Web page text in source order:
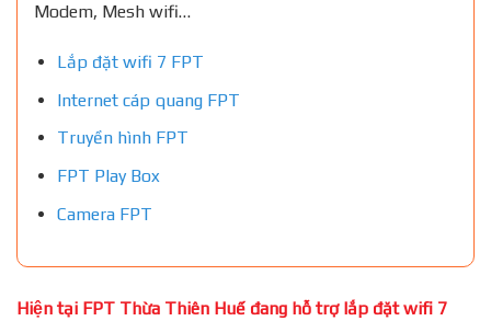
Modem, Mesh wifi…
Lắp đặt wifi 7 FPT
Internet cáp quang FPT
Truyền hình FPT
FPT Play Box
Camera FPT
Hiện tại FPT Thừa Thiên Huế đang hỗ trợ lắp đặt wifi 7